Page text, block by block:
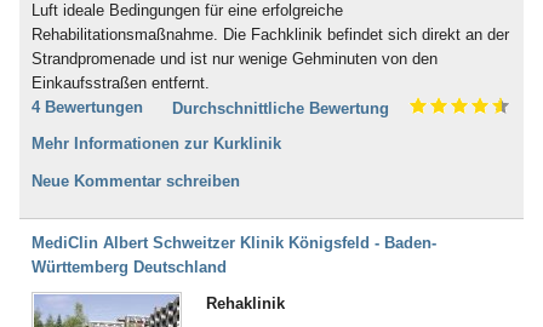
Luft ideale Bedingungen für eine erfolgreiche
Rehabilitationsmaßnahme. Die Fachklinik befindet sich direkt an der
Strandpromenade und ist nur wenige Gehminuten von den
Einkaufsstraßen entfernt.
4 Bewertungen
Durchschnittliche Bewertung
Mehr Informationen zur Kurklinik
Neue Kommentar schreiben
MediClin Albert Schweitzer Klinik Königsfeld - Baden-
Württemberg Deutschland
Rehaklinik